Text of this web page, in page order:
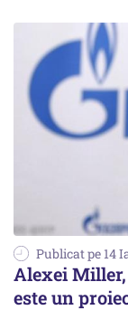
Publicat pe 14
Alexei Miller,
este un